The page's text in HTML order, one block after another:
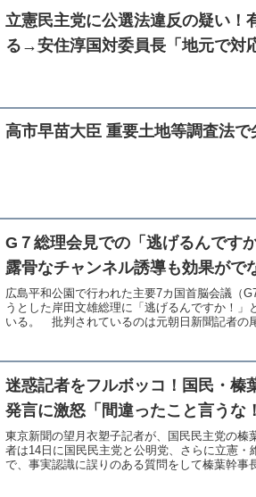
立憲民主党に公選法違反の疑い！
る→安住淳国対委員長「地元で対
高市早苗大臣 重要土地等調査法
G７総理会見での「逃げるんです
露骨なチャンネル誘導も効果がで
広島平和公園で行われた主要7カ国首脳会議（
うとした岸田文雄総理に「逃げるんですか！
いる。 批判されているのは元朝日新聞記者の
迷惑記者をフルボッコ！国民・榛
発言に激怒「間違ったこと言うな
東京新聞の望月衣塑子記者が、国民民主党の
者は14日に国民民主党と公明党、さらに立憲
で、事実認識に誤りのある質問をして榛葉幹事